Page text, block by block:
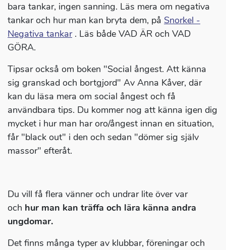
bara tankar, ingen sanning. Läs mera om negativa
tankar och hur man kan bryta dem, på Snorkel -
Negativa tankar. Läs både VAD ÄR och VAD
GÖRA.
Tipsar också om boken "Social ångest. Att känna
sig granskad och bortgjord" Av Anna Kåver, där
kan du läsa mera om social ångest och få
användbara tips. Du kommer nog att känna igen dig
mycket i hur man har oro/ångest innan en situation,
får "black out" i den och sedan "dömer sig själv
massor" efteråt.
Du vill få flera vänner och undrar lite över var
och hur man kan träffa och lära känna andra
ungdomar.
Det finns många typer av klubbar, föreningar och